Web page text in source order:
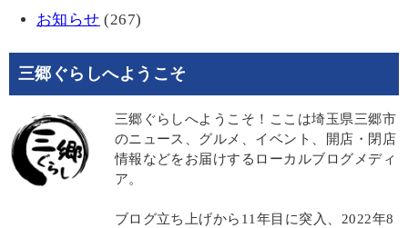
お知らせ (267)
三郷ぐらしへようこそ
三郷ぐらしへようこそ！ここは埼玉県三郷市
のニュース、グルメ、イベント、開店・閉店
情報などをお届けするローカルブログメディ
ア。
ブログ立ち上げから11年目に突入、2022年8